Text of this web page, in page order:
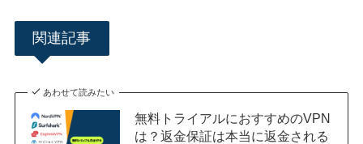
関連記事
あわせて読みたい
無料トライアルにおすすめのVPN
は？返金保証は本当に返金される